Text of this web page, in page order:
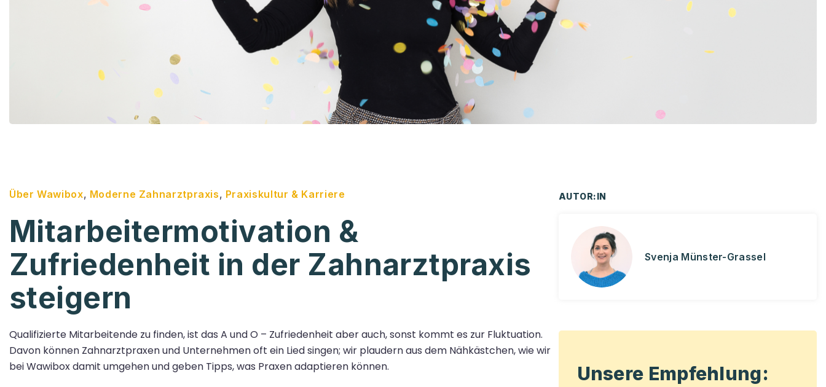
Über Wawibox, Moderne Zahnarztpraxis, Praxiskultur & Karriere
Mitarbeitermotivation &
Zufriedenheit in der Zahnarztpraxis
steigern
Qualifizierte Mitarbeitende zu finden, ist das A und O – Zufriedenheit aber auch, sonst kommt es zur Fluktuation.
Davon können Zahnarztpraxen und Unternehmen oft ein Lied singen; wir plaudern aus dem Nähkästchen, wie wir
bei Wawibox damit umgehen und geben Tipps, was Praxen adaptieren können.
AUTOR:IN
Svenja Münster-Grassel
Unsere Empfehlung: